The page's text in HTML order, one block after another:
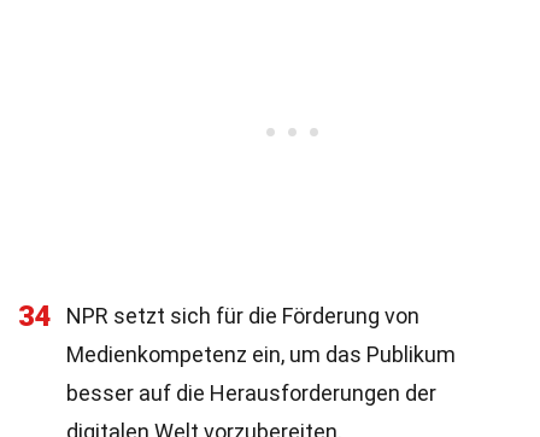
34
NPR setzt sich für die Förderung von
Medienkompetenz ein, um das Publikum
besser auf die Herausforderungen der
digitalen Welt vorzubereiten.